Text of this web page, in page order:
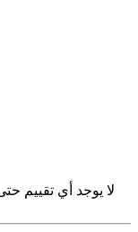
لا يوجد أي تقييم